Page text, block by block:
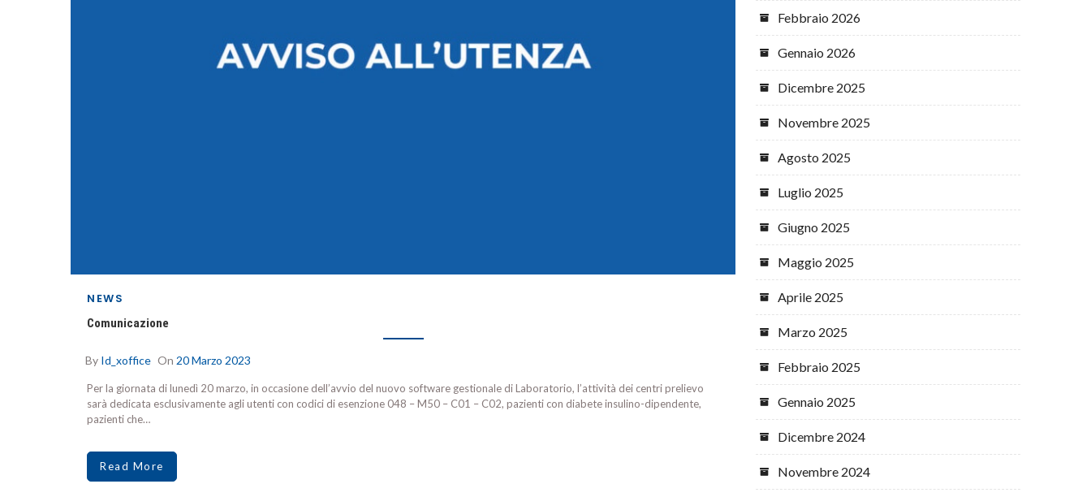
NEWS
Comunicazione
By Id_xoffice On 20 Marzo 2023
Per la giornata di lunedì 20 marzo, in occasione dell’avvio del nuovo software gestionale di Laboratorio, l’attività dei centri prelievo
sarà dedicata esclusivamente agli utenti con codici di esenzione 048 – M50 – C01 – C02, pazienti con diabete insulino-dipendente,
pazienti che…
Read More
Febbraio 2026
Gennaio 2026
Dicembre 2025
Novembre 2025
Agosto 2025
Luglio 2025
Giugno 2025
Maggio 2025
Aprile 2025
Marzo 2025
Febbraio 2025
Gennaio 2025
Dicembre 2024
Novembre 2024